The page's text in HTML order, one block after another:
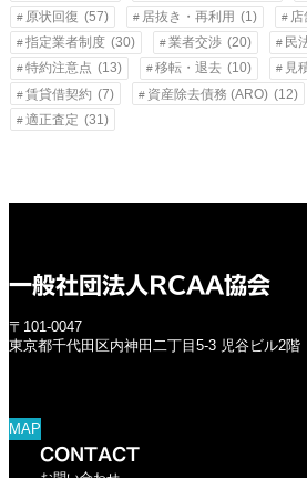
原状回復 (57) 居抜き・再利用 (1) 店
指定業者制度 (30) 業者交渉 (20) 民
特約注意点 (13) 移転・退去 (10) 見
賃貸借契約 (7) 資産除去債務 (ARO) (12)
適正査定 (31)
一般社団法人RCAA協会
〒101-0047
東京都千代田区内神田二丁目5-3 児谷ビル2階
MAP
CONTACT